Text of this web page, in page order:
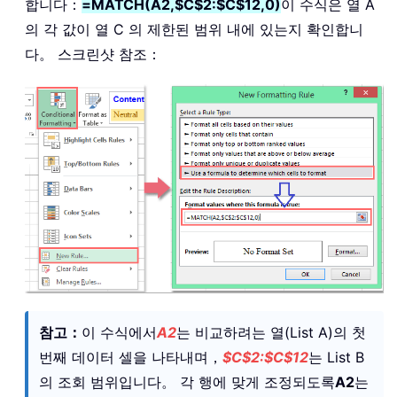
합니다： =MATCH(A2,$C$2:$C$12,0)이 수식은 열 A
의 각 값이 열 C 의 제한된 범위 내에 있는지 확인합니
다。 스크린샷 참조：
참고： 이 수식에서A2는 비교하려는 열(List A)의 첫
번째 데이터 셀을 나타내며， $C$2:$C$12는 List B
의 조회 범위입니다。 각 행에 맞게 조정되도록A2는